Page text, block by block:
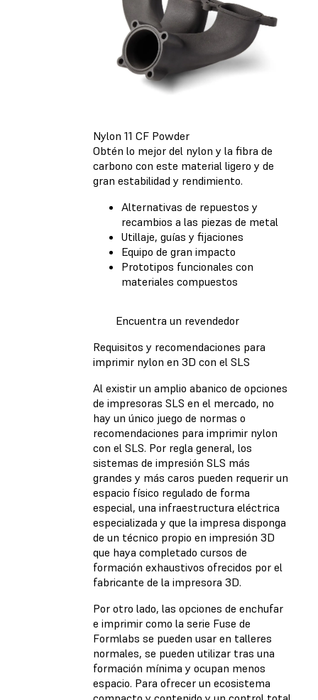
Nylon 11 CF Powder
Obtén lo mejor del nylon y la fibra de
carbono con este material ligero y de
gran estabilidad y rendimiento.
Alternativas de repuestos y
recambios a las piezas de metal
Utillaje, guías y fijaciones
Equipo de gran impacto
Prototipos funcionales con
materiales compuestos
Encuentra un revendedor
Requisitos y recomendaciones para
imprimir nylon en 3D con el SLS
Al existir un amplio abanico de opciones
de impresoras SLS en el mercado, no
hay un único juego de normas o
recomendaciones para imprimir nylon
con el SLS. Por regla general, los
sistemas de impresión SLS más
grandes y más caros pueden requerir un
espacio físico regulado de forma
especial, una infraestructura eléctrica
especializada y que la impresa disponga
de un técnico propio en impresión 3D
que haya completado cursos de
formación exhaustivos ofrecidos por el
fabricante de la impresora 3D.
Por otro lado, las opciones de enchufar
e imprimir como la serie Fuse de
Formlabs se pueden usar en talleres
normales, se pueden utilizar tras una
formación mínima y ocupan menos
espacio. Para ofrecer un ecosistema